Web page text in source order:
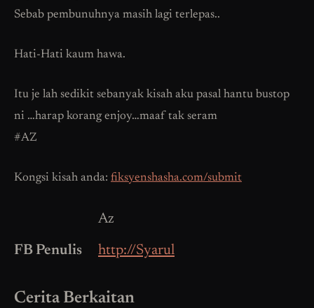
Sebab pembunuhnya masih lagi terlepas..
Hati-Hati kaum hawa.
Itu je lah sedikit sebanyak kisah aku pasal hantu bustop
ni …harap korang enjoy…maaf tak seram
#AZ
Kongsi kisah anda: fiksyenshasha.com/submit
Az
FB Penulis http://Syarul
Cerita Berkaitan